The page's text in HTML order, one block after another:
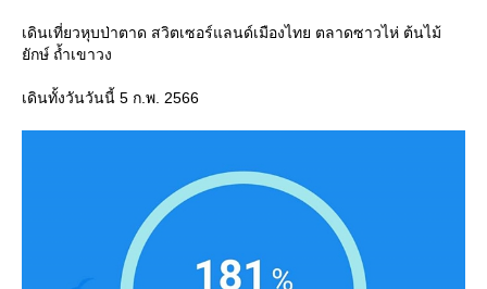
เดินเที่ยวหุบป่าตาด สวิตเซอร์แลนด์เมืองไทย ตลาดซาวไห่ ต้นไม้
ักษ์ ถ้ำเขาวง
เดินทั้งวันวันนี้ 5 ก.พ. 2566